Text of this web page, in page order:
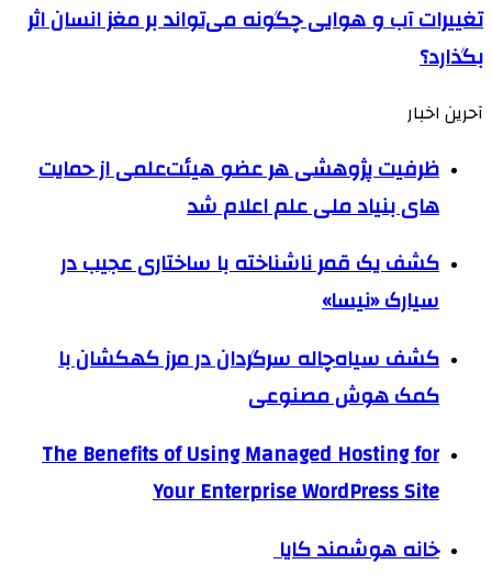
تغییرات آب و هوایی چگونه می‌تواند بر مغز انسان اثر
بگذارد؟
آحرین اخبار
ظرفیت پژوهشی هر عضو هیئت‌علمی از حمایت
های بنیاد ملی علم اعلام شد
کشف یک قمر ناشناخته با ساختاری عجیب در
سیارک «نیسا»
کشف سیاه‌چاله سرگردان در مرز کهکشان با
کمک هوش مصنوعی
The Benefits of Using Managed Hosting for
Your Enterprise WordPress Site
خانه هوشمند کایا